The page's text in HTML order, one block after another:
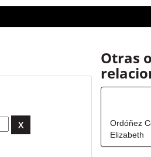
Otras
Ordóñez
Elizabeth